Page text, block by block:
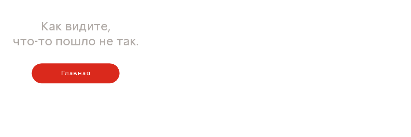
Как видите,
что-то пошло не так.
Главная